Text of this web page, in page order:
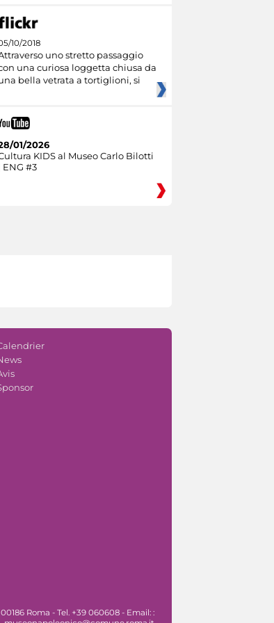
10/2018
uno stretto passaggio
una curiosa loggetta chiusa da
bella vetrata a tortiglioni, si
01/2026
KIDS al Museo Carlo Bilotti
ENG #3
Roma - Tel. +39 060608 - Email: :